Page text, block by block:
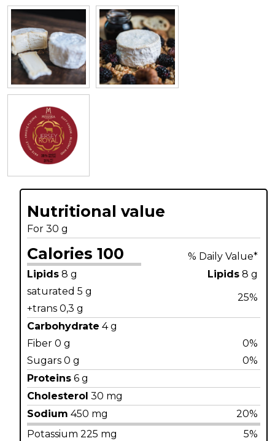
Nutritional value
For 30 g
Calories 100
Lipids 8 g
saturated 5 g
+trans 0,3 g
% Daily Value*
Lipids 8 g
25%
Carbohydrate 4 g
Fiber 0 g
Sugars 0 g
0%
0%
Proteins 6 g
Cholesterol 30 mg
Sodium 450 mg
20%
Potassium 225 mg
5%